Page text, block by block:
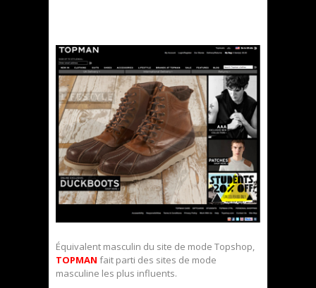
Équivalent masculin du site de mode Topshop,
TOPMAN fait parti des sites de mode
masculine les plus influents.